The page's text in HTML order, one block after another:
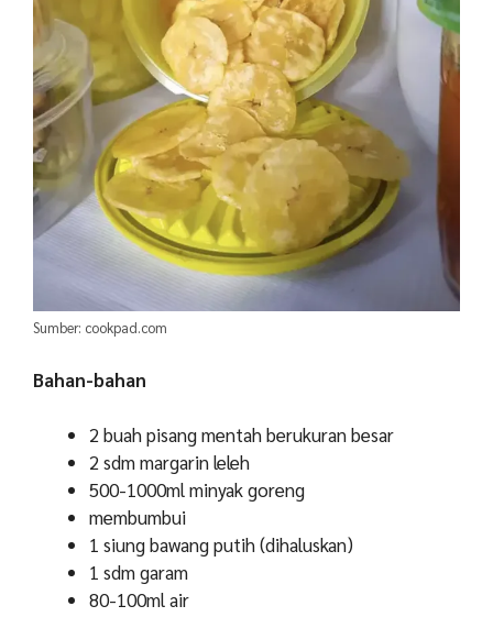
Sumber: cookpad.com
Bahan-bahan
2 buah pisang mentah berukuran besar
2 sdm margarin leleh
500-1000ml minyak goreng
membumbui
1 siung bawang putih (dihaluskan)
1 sdm garam
80-100ml air